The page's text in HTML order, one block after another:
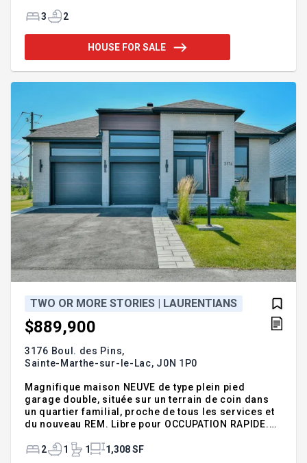
qu'une grande salle familiale. Vous serez
intime, bordée de haies de cèdres, idéale pour
profiter pleinement de l'extérieur. Une propriété qui
3 2
HOUSE FOR SALE
TWO OR MORE STORIES | LAURENTIANS
$889,900
3176 Boul. des Pins,
Sainte-Marthe-sur-le-Lac, J0N 1P0
Magnifique maison NEUVE de type plein pied
garage double, située sur un terrain de coin dans
un quartier familial, proche de tous les services et
du nouveau REM. Libre pour OCCUPATION RAPIDE.
conviviale avec son aire ouverte avec foyer
2 1 1 1,308 SF